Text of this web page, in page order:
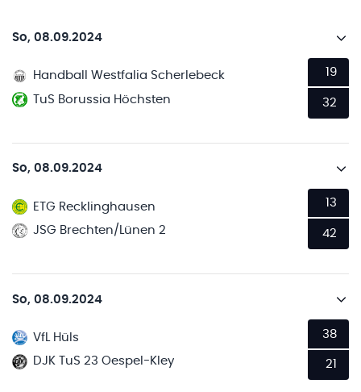
So, 08.09.2024
Handball Westfalia Scherlebeck
TuS Borussia Höchsten
19
32
So, 08.09.2024
ETG Recklinghausen
JSG Brechten/Lünen 2
13
42
So, 08.09.2024
VfL Hüls
DJK TuS 23 Oespel-Kley
38
21